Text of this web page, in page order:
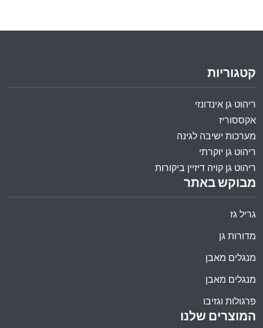
המוצרים שלנו
מבוקש באתר
גריל גז
מדורות גן
מנגלים מאבן
מנגלים מאבן
פרגולות וגזיבו
קטגוריות
ריהוט גן אינדונזי
אקססוריז
מערכות ישיבה לגינה
ריהוט גן יוקרתי
ריהוט גן קויה דיזיין ביקורות